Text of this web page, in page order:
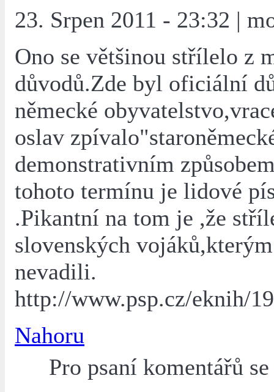
23. Srpen 2011 - 23:32 |
Ono se většinou střílelo z
důvodů.Zde byl oficiální
německé
oslav
demonstrativním
tohoto termínu je lidové
.Pikantní na tom je ,že
slovenských
nevadili.
http://www.psp.cz/eknih/
Nahoru
Pro psaní komentářů